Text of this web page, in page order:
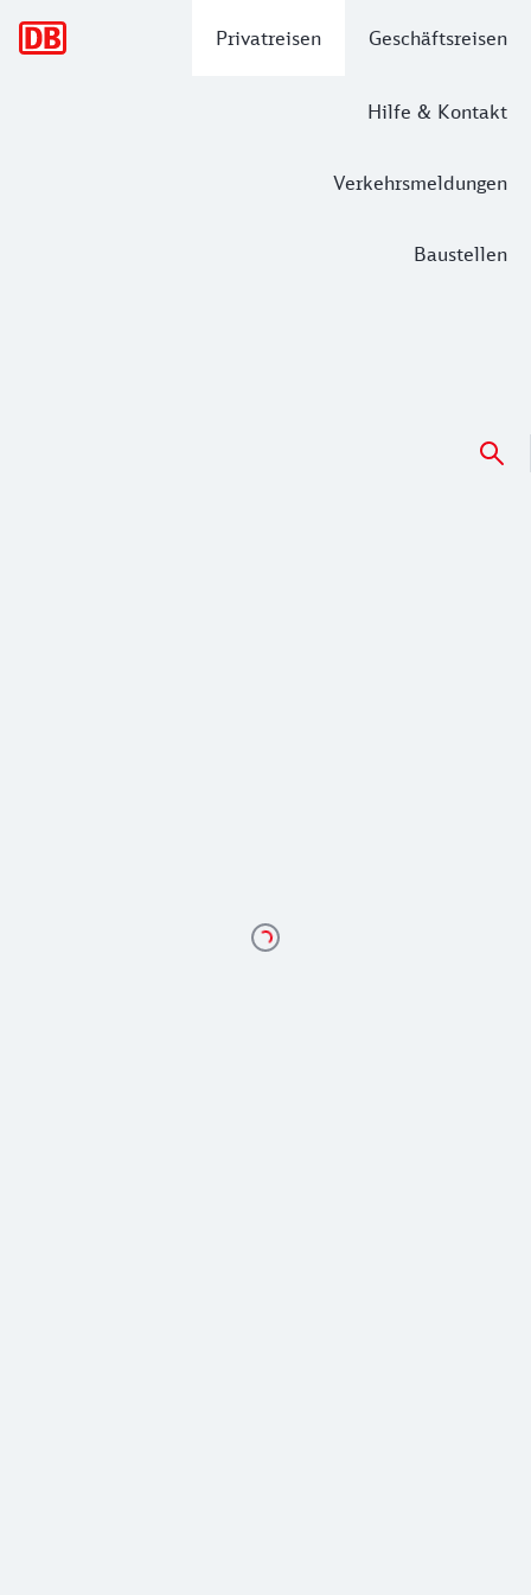
Privatreisen Geschäftsreisen
Hilfe & Kontakt
Verkehrsmeldungen
Baustellen